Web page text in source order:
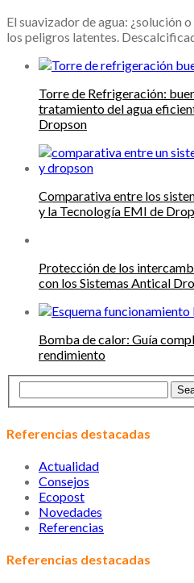
El suavizador de agua: ¿solución
los peligros latentes.
Torre de Refrigeración:
tratamiento del agua
Dropson
Comparativa entre los
y la Tecnología EMI de
Protección de los
con los Sistemas Antical
Bomba de calor: Guía
rendimiento
Referencias destacadas
Actualidad
Consejos
Ecopost
Novedades
Referencias
Referencias destacadas